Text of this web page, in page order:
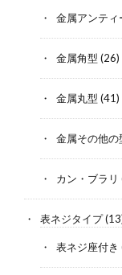
金属アンティ
金属角型 (26)
金属丸型 (41)
金属その他の
カン・ブラリ
表ネジタイプ
表ネジ座付き